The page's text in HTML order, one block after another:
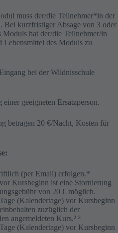
muss der/die Teilnehmer*in der
Bei kurzfristiger Absage von 3 oder
hat der/die Teilnehmer/in
des Moduls zu
bei der Wildnisschule
geeigneten Ersatzperson.
betragen 20 €/Nacht, Kosten für
(per Email) erfolgen.*
Kursbeginn ist eine Stornierung
von 20 € möglich.
(Kalendertage) vor Kursbeginn
zuzüglich der
angemeldeten Kurs.² ³
(Kalendertage) vor Kursbeginn